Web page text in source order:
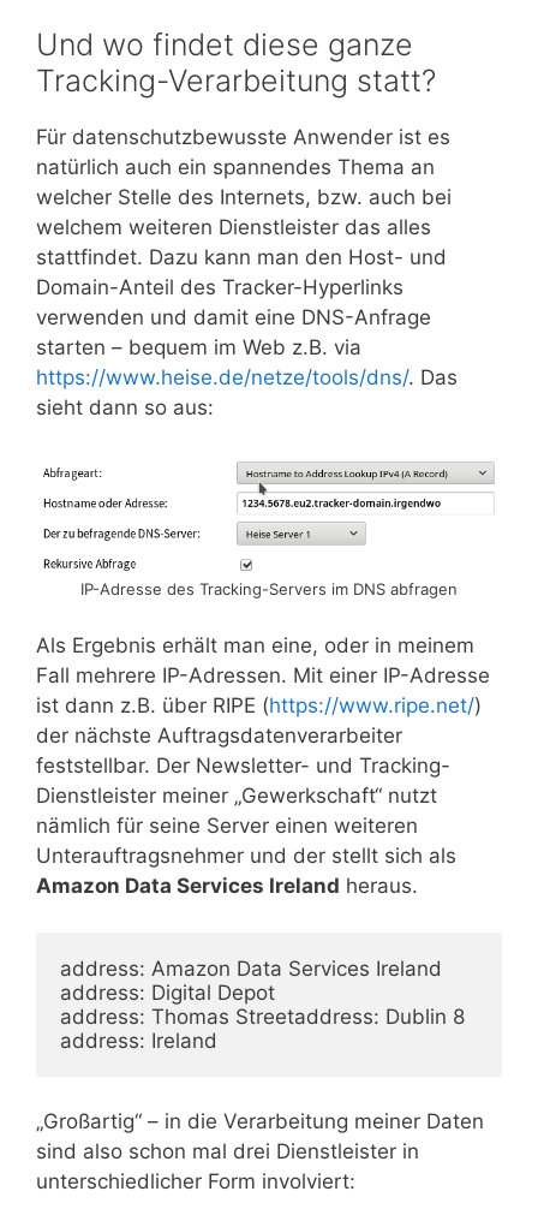
Und wo findet diese ganze
Tracking-Verarbeitung statt?
Für datenschutzbewusste Anwender ist es
natürlich auch ein spannendes Thema an
welcher Stelle des Internets, bzw. auch bei
welchem weiteren Dienstleister das alles
stattfindet. Dazu kann man den Host- und
Domain-Anteil des Tracker-Hyperlinks
verwenden und damit eine DNS-Anfrage
starten – bequem im Web z.B. via
https://www.heise.de/netze/tools/dns/. Das
sieht dann so aus:
IP-Adresse des Tracking-Servers im DNS abfragen
Als Ergebnis erhält man eine, oder in meinem
Fall mehrere IP-Adressen. Mit einer IP-Adresse
ist dann z.B. über RIPE (https://www.ripe.net/)
der nächste Auftragsdatenverarbeiter
feststellbar. Der Newsletter- und Tracking-
Dienstleister meiner „Gewerkschaft“ nutzt
nämlich für seine Server einen weiteren
Unterauftragsnehmer und der stellt sich als
Amazon Data Services Ireland heraus.
address: Amazon Data Services Ireland
address: Digital Depot
address: Thomas Streetaddress: Dublin 8
address: Ireland
„Großartig“ – in die Verarbeitung meiner Daten
sind also schon mal drei Dienstleister in
unterschiedlicher Form involviert: